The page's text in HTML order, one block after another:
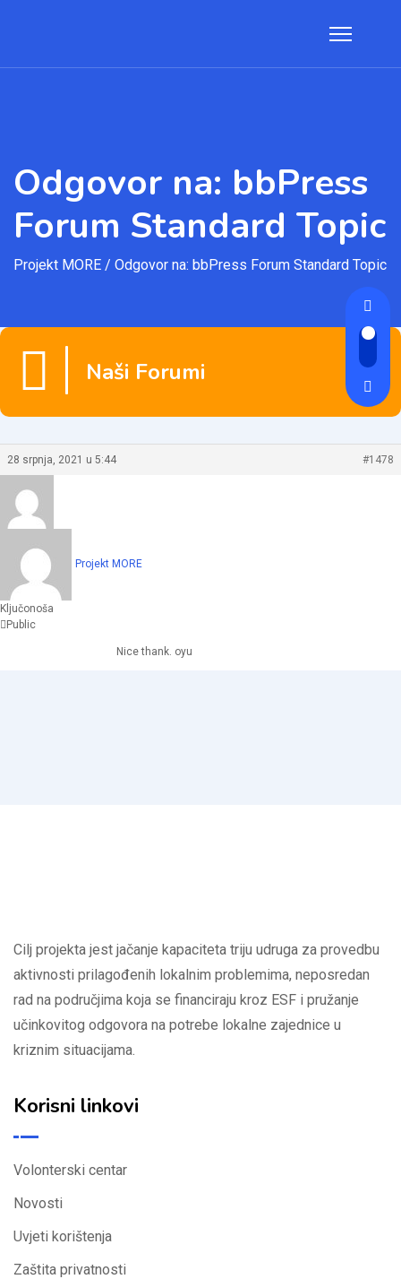
Odgovor na: bbPress
Forum Standard Topic
Projekt MORE / Odgovor na: bbPress Forum Standard Topic
Naši Forumi
28 srpnja, 2021 u 5:44 #1478
Projekt MORE
Ključonoša
Public
Nice thank. oyu
Cilj projekta jest jačanje kapaciteta triju udruga za provedbu
aktivnosti prilagođenih lokalnim problemima, neposredan
rad na područjima koja se financiraju kroz ESF i pružanje
učinkovitog odgovora na potrebe lokalne zajednice u
kriznim situacijama.
Korisni linkovi
Volonterski centar
Novosti
Uvjeti korištenja
Zaštita privatnosti